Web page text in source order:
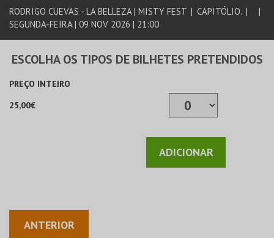
MÚSICA & FESTIVAIS
DESPORTO & AVENTURA
RODRIGO CUEVAS - LA BELLEZA | MISTY FEST | CAPITÓLIO. |
|
SEGUNDA-FEIRA | 09 NOV 2026 | 21:00
ESCOLHA OS TIPOS DE BILHETES PRETENDIDOS
PREÇO INTEIRO
25,00€
ADICIONAR
ANTERIOR